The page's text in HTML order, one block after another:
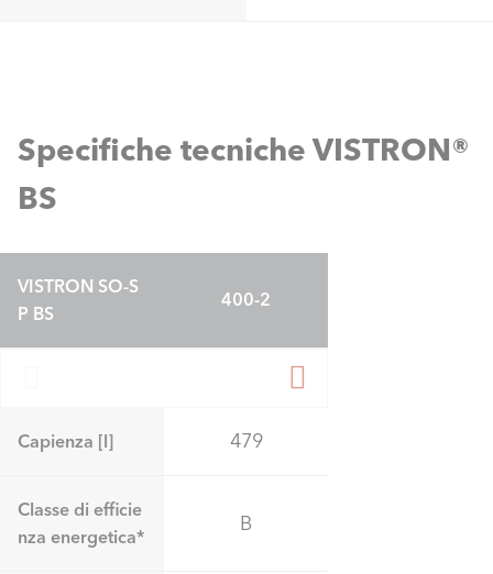
Specifiche tecniche VISTRON®
BS
VISTRON SO-S
P BS
400-2
Capienza [l] 479
Classe di efficie
nza energetica*
B